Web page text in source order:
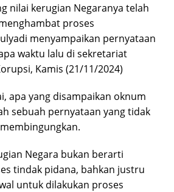
nilai kerugian Negaranya telah
proses
menyampaikan pernyataan
waktu lalu di sekretariat
Kamis (21/11/2024)
apa yang disampaikan oknum
sebuah pernyataan yang tidak
Negara bukan berarti
tindak pidana, bahkan justru
untuk dilakukan proses